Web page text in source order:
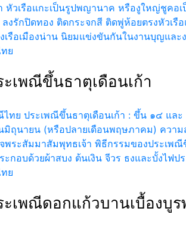
หัวเรือแกะเป็นรูปพญานาค หรืองูใหญ่ชูคอ
งรักปิดทอง ติดกระจกสี ติดพู่ห้อยตรงหัวเรื
เรือเมืองน่าน นิยมแข่งขันกันในงานบุญและง
ย
เพณีขึ้นธาตุเดือนเก้า
ไทย ประเพณีขึ้นธาตุเดือนเก้า : ขึ้น ๑๔ แล
ถุนายน (หรือปลายเดือนพฤษภาคม) ควา
พระสัมมาสัมพุทธเจ้า พิธีกรรมของประเ
กอบด้วยผ้าสบง ต้นเงิน จีวร ธงและบั้งไฟปร
ย
เพณีดอกแก้วบานเบื้องบูร